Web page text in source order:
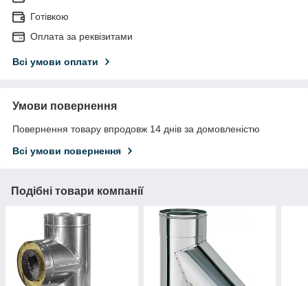
Готівкою
Оплата за реквізитами
Всі умови оплати
Умови повернення
Повернення товару впродовж 14 днів за домовленістю
Всі умови повернення
Подібні товари компанії